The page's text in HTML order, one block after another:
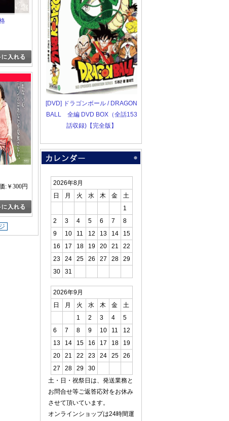
:￥300円
[DVD] ドラゴンボール / DRAGON
BALL 全編 DVD BOX（全話153
話収録)【完全版】
2026年8月
日
月 火 水 木 金
土
1
2
3 4 5 6 7
8
9
10 11 12 13 14
15
16
17 18 19 20 21
22
23
24 25 26 27 28
29
30
31
2026年9月
日
月 火 水 木 金
土
1
2 3 4
5
6
7 8 9 10 11
12
13
14 15 16 17 18
19
20
21 22 23 24 25
26
27
28 29
30
土・日・祝祭日は、発送業務と
お問合せ等ご返答応対をお休み
させて頂いています。
オンラインショップは24時間運